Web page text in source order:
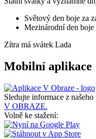
Světový den boje za
Mezinárodní den
Zítra má svátek Lada
Mobilní aplikace
Sledujte informace z
V OBRAZE.
Volně ke stažení: